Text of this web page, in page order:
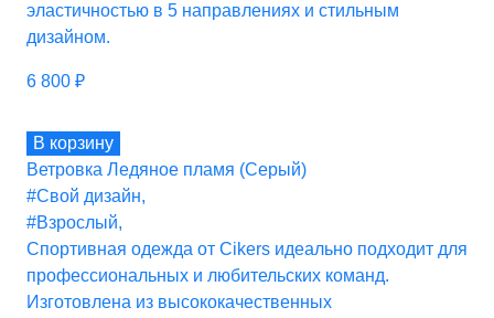
эластичностью в 5 направлениях и стильным
дизайном.
6 800 ₽
В корзину
Ветровка Ледяное пламя (Серый)
#Свой дизайн,
#Взрослый,
Спортивная одежда от Cikers идеально подходит для
профессиональных и любительских команд.
Изготовлена из высококачественных